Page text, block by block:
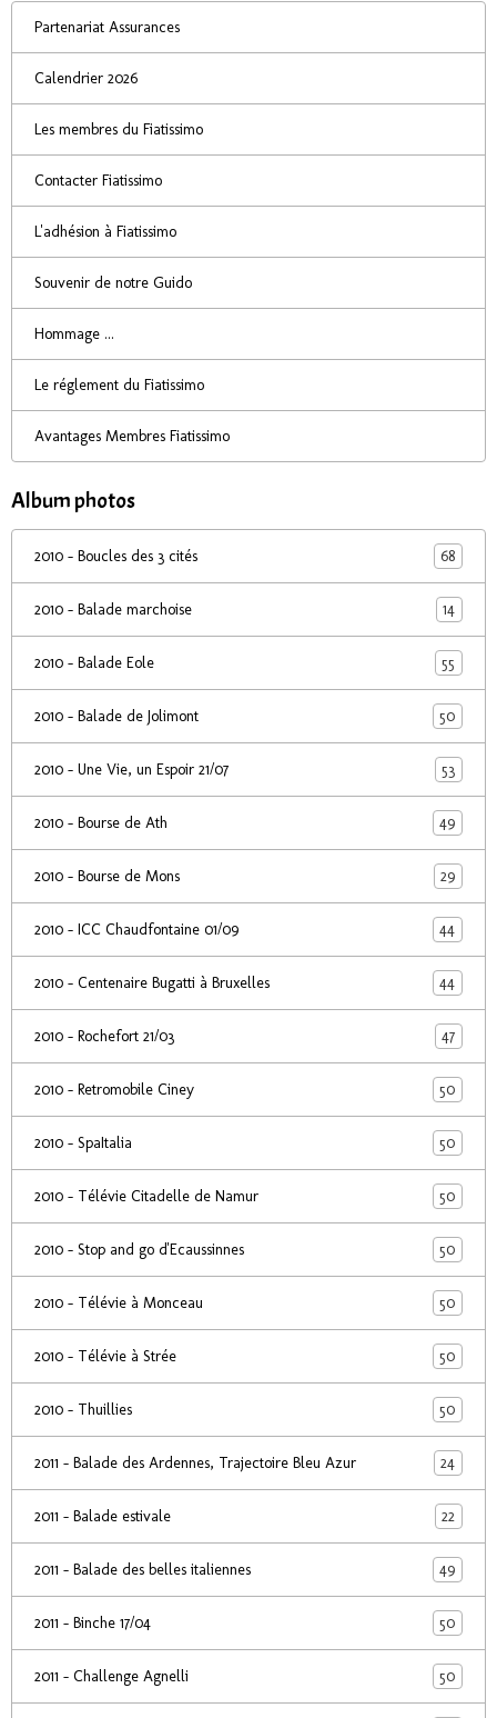
Partenariat Assurances
Calendrier 2026
Les membres du Fiatissimo
Contacter Fiatissimo
L'adhésion à Fiatissimo
Souvenir de notre Guido
Hommage ...
Le réglement du Fiatissimo
Avantages Membres Fiatissimo
Album photos
2010 - Boucles des 3 cités 68
2010 - Balade marchoise 14
2010 - Balade Eole 55
2010 - Balade de Jolimont 50
2010 - Une Vie, un Espoir 21/07 53
2010 - Bourse de Ath 49
2010 - Bourse de Mons 29
2010 - ICC Chaudfontaine 01/09 44
2010 - Centenaire Bugatti à Bruxelles 44
2010 - Rochefort 21/03 47
2010 - Retromobile Ciney 50
2010 - SpaItalia 50
2010 - Télévie Citadelle de Namur 50
2010 - Stop and go d'Ecaussinnes 50
2010 - Télévie à Monceau 50
2010 - Télévie à Strée 50
2010 - Thuillies 50
2011 - Balade des Ardennes, Trajectoire Bleu Azur 24
2011 - Balade estivale 22
2011 - Balade des belles italiennes 49
2011 - Binche 17/04 50
2011 - Challenge Agnelli 50